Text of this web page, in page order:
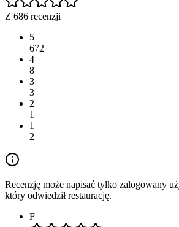
Z 686 recenzji
5
672
4
8
3
3
2
1
1
2
Recenzję może napisać tylko zalogowany
który odwiedził restaurację.
F